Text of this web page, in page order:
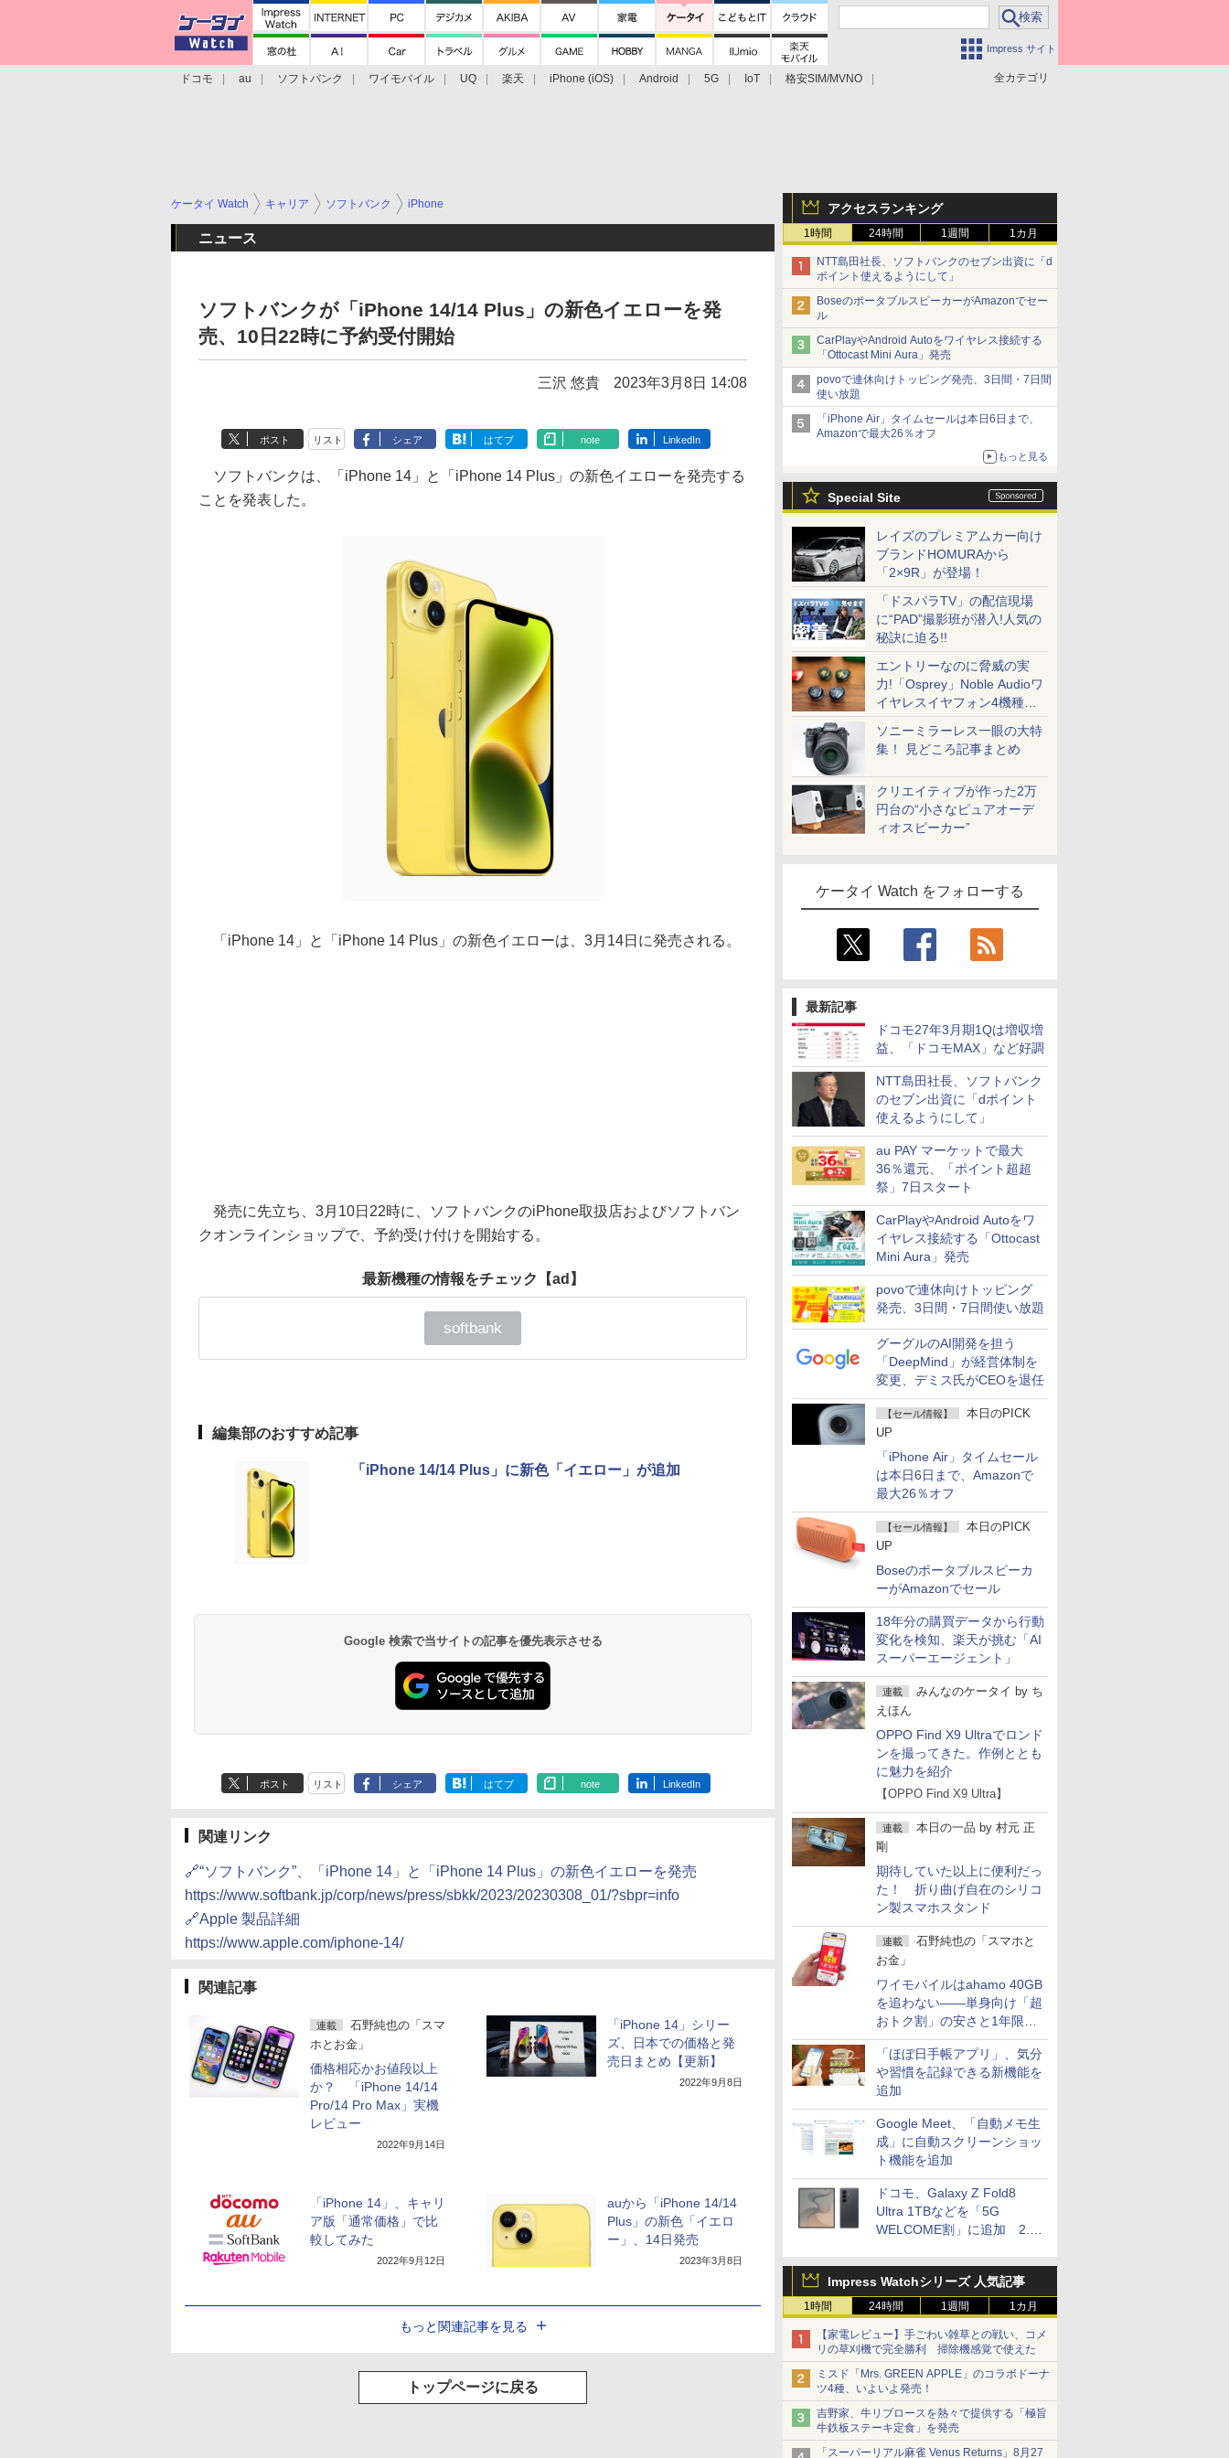
Impress サイト
全カテゴリ
ドコモ au ソフトバンク ワイモバイル UQ 楽天 iPhone (iOS) Android 5G IoT
格安SIM/MVNO
アクセスランキング
1時間 24時間 1週間 1カ月
NTT島田社長、ソフトバンクのセブン出資に「d
ポイント使えるようにして」
BoseのポータブルスピーカーがAmazonでセー
ル
CarPlayやAndroid Autoをワイヤレス接続する
「Ottocast Mini Aura」発売
povoで連休向けトッピング発売、3日間・7日間
使い放題
「iPhone Air」タイムセールは本日6日まで、
Amazonで最大26％オフ
もっと見る
Special Site
レイズのプレミアムカー向け
ブランドHOMURAから
「2×9R」が登場！
「ドスパラTV」の配信現場
に“PAD”撮影班が潜入!人気の
秘訣に迫る!!
エントリーなのに脅威の実
力!「Osprey」Noble Audioワ
イヤレスイヤフォン4機種を
一気に聴く
ソニーミラーレス一眼の大特
集！ 見どころ記事まとめ
クリエイティブが作った2万
円台の“小さなピュアオーデ
ィオスピーカー”
ケータイ Watch をフォローする
最新記事
ドコモ27年3月期1Qは増収増
益、「ドコモMAX」など好調
NTT島田社長、ソフトバンク
のセブン出資に「dポイント
使えるようにして」
au PAY マーケットで最大
36％還元、「ポイント超超
祭」7日スタート
CarPlayやAndroid Autoをワ
イヤレス接続する「Ottocast
Mini Aura」発売
povoで連休向けトッピング
発売、3日間・7日間使い放題
グーグルのAI開発を担う
「DeepMind」が経営体制を
変更、デミス氏がCEOを退任
【セール情報】
本日のPICK
UP
「iPhone Air」タイムセール
は本日6日まで、Amazonで
最大26％オフ
【セール情報】
本日のPICK
UP
Boseのポータブルスピーカ
ーがAmazonでセール
18年分の購買データから行動
変化を検知、楽天が挑む「AI
スーパーエージェント」
連載 みんなのケータイ by ち
えほん
OPPO Find X9 Ultraでロンド
ンを撮ってきた。作例ととも
に魅力を紹介
【OPPO Find X9 Ultra】
連載 本日の一品 by 村元 正
剛
期待していた以上に便利だっ
た！ 折り曲げ自在のシリコ
ン製スマホスタンド
連載
石野純也の「スマホと
お金」
ワイモバイルはahamo 40GB
を追わない――単身向け「超
おトク割」の安さと1年限定
の注意点
「ほぼ日手帳アプリ」、気分
や習慣を記録できる新機能を
追加
Google Meet、「自動メモ生
成」に自動スクリーンショッ
ト機能を追加
ドコモ、Galaxy Z Fold8
Ultra 1TBなどを「5G
WELCOME割」に追加 2.2
Impress Watchシリーズ 人気記事
1時間 24時間 1週間 1カ月
【家電レビュー】手ごわい雑草との戦い、コメ
リの草刈機で完全勝利 掃除機感覚で使えた
ミスド「Mrs. GREEN APPLE」のコラボドーナ
ツ4種、いよいよ発売！
吉野家、牛リブロースを熱々で提供する「極旨
牛鉄板ステーキ定食」を発売
「スーパーリアル麻雀 Venus Returns」8月27
ケータイ Watch キャリア ソフトバンク iPhone
ニュース
ソフトバンクが「iPhone 14/14 Plus」の新色イエローを発
売、10日22時に予約受付開始
三沢 悠貴 2023年3月8日 14:08
ポスト リスト シェア はてブ note LinkedIn
ソフトバンクは、「iPhone 14」と「iPhone 14 Plus」の新色イエローを発売する
ことを発表した。
「iPhone 14」と「iPhone 14 Plus」の新色イエローは、3月14日に発売される。
発売に先立ち、3月10日22時に、ソフトバンクのiPhone取扱店およびソフトバン
クオンラインショップで、予約受け付けを開始する。
最新機種の情報をチェック 【ad】
softbank
編集部のおすすめ記事
「iPhone 14/14 Plus」に新色「イエロー」が追加
Google 検索で当サイトの記事を優先表示させる
ポスト リスト シェア はてブ note LinkedIn
関連リンク
🔗“ソフトバンク”、「iPhone 14」と「iPhone 14 Plus」の新色イエローを発売
https://www.softbank.jp/corp/news/press/sbkk/2023/20230308_01/?sbpr=info
🔗Apple 製品詳細
https://www.apple.com/iphone-14/
関連記事
連載
石野純也の「スマ
ホとお金」
価格相応かお値段以上
か？ 「iPhone 14/14
Pro/14 Pro Max」実機
レビュー
2022年9月14日
「iPhone 14」シリー
ズ、日本での価格と発
売日まとめ【更新】
2022年9月8日
「iPhone 14」、キャリ
ア版「通常価格」で比
較してみた
2022年9月12日
auから「iPhone 14/14
Plus」の新色「イエロ
ー」、14日発売
2023年3月8日
もっと関連記事を見る
トップページに戻る